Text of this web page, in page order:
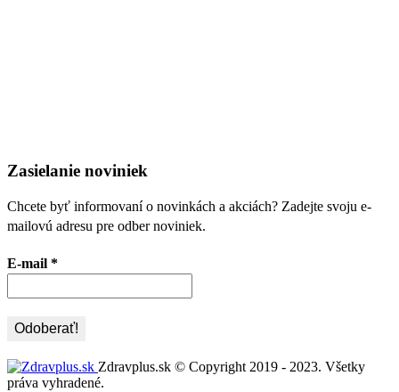
Zasielanie noviniek
Chcete byť informovaní o novinkách a akciách? Zadejte svoju e-
mailovú adresu pre odber noviniek.
E-mail *
Zdravplus.sk © Copyright 2019 - 2023. Všetky
práva vyhradené.